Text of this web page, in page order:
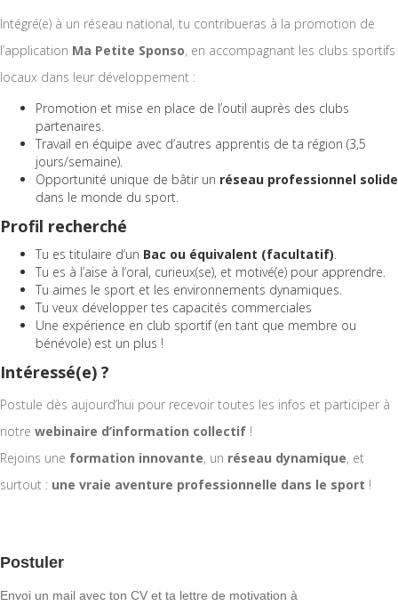
Intégré(e) à un réseau national, tu contribueras à la promotion de
l’application Ma Petite Sponso, en accompagnant les clubs sportifs
locaux dans leur développement :
Promotion et mise en place de l’outil auprès des clubs
partenaires.
Travail en équipe avec d’autres apprentis de ta région (3,5
jours/semaine).
Opportunité unique de bâtir un réseau professionnel solide
dans le monde du sport.
Profil recherché
Tu es titulaire d’un Bac ou équivalent (facultatif).
Tu es à l’aise à l’oral, curieux(se), et motivé(e) pour apprendre.
Tu aimes le sport et les environnements dynamiques.
Tu veux développer tes capacités commerciales
Une expérience en club sportif (en tant que membre ou
bénévole) est un plus !
Intéressé(e) ?
Postule dès aujourd’hui pour recevoir toutes les infos et participer à
notre webinaire d’information collectif !
Rejoins une formation innovante, un réseau dynamique, et
surtout : une vraie aventure professionnelle dans le sport !
Postuler
Envoi un mail avec ton CV et ta lettre de motivation à